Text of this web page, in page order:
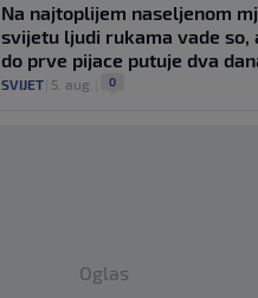
Na najtoplijem naseljenom
svijetu ljudi rukama vade so,
do prve pijace putuje dva
SVIJET 5. aug. 0
Oglas